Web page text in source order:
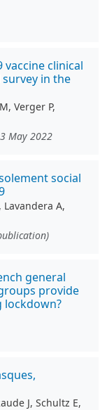
clinical
in the
Verger P,
May 2022
social
Lavandera A,
general
provide
lockdown?
J, Schultz E,